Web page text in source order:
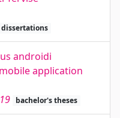
dissertations
androidi
application
bachelor's theses